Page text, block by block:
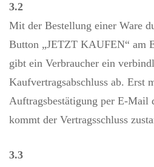
3.2
Mit der Bestellung einer Ware
Button „JETZT KAUFEN“ am
gibt ein Verbraucher ein
Kaufvertragsabschluss ab. Erst
Auftragsbestätigung per E-Mail
kommt der Vertragsschluss
3.3